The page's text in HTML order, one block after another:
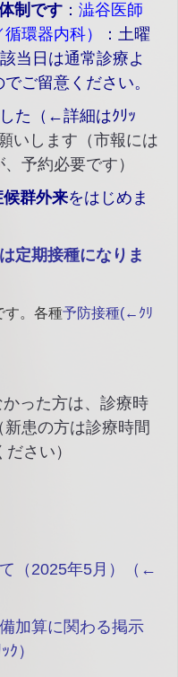
制です ： 澁谷医師
環器内科）
：土曜
当日は通常診療よ
ご留意ください。
た（←詳細はｸﾘｯ
いします（市報には
予約必要です）
群外来をはじめま
定期接種になりま
す。各種予防接種(← ｸﾘ
った方は、診療時
患の方は診療時間
さい）
（2025年5月）（←
加算に関わる掲示
）